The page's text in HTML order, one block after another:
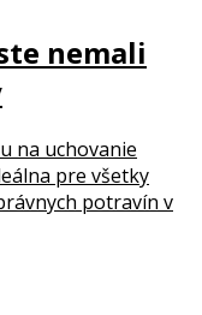
nemali
na uchovanie
pre všetky
potravín v